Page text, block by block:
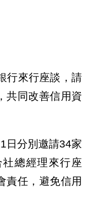
行來行座談，請
共同改善信用資
日分別邀請34家
總經理來行座
責任，避免信用